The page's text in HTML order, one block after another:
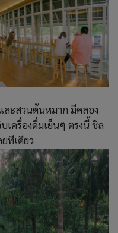
ละสวนต้นหมาก มีคลอง
เครื่องดื่มเย็นๆ ตรงนี้ ชิล
ทีเดียว